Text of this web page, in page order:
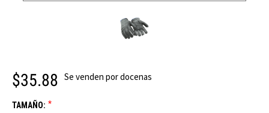
$35.88 Se venden por docenas
TAMAÑO: *